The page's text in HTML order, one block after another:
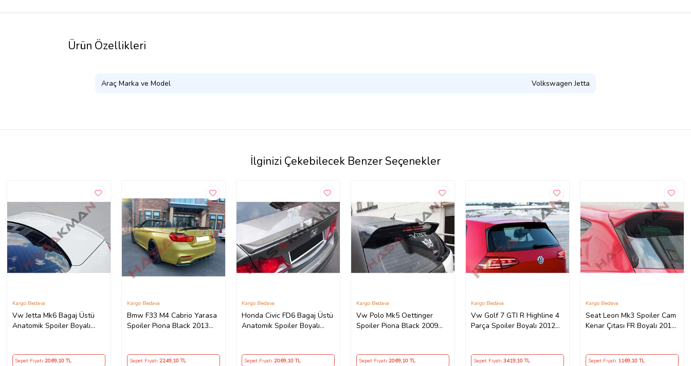
Ürün Özellikleri
Araç Marka ve Model Volkswagen Jetta
İlginizi Çekebilecek Benzer Seçenekler
Vw Jetta Mk6 Bagaj Üstü
Anatomik Spoiler Boyalı
Kargo Bedava
Sepet Fiyatı 2069,10 TL
Bmw F33 M4 Cabrio Yarasa
Spoiler Piona Black 2013
Kargo Bedava
Sepet Fiyatı 2249,10 TL
Honda Civic FD6 Bagaj Üstü
Anatomik Spoiler Boyalı
Kargo Bedava
Sepet Fiyatı 2069,10 TL
Vw Polo Mk5 Oettinger
Spoiler Piona Black 2009
Kargo Bedava
Sepet Fiyatı 2069,10 TL
Vw Golf 7 GTI R Highline 4
Parça Spoiler Boyalı 2012
Kargo Bedava
Sepet Fiyatı3419,10 TL
Seat Leon Mk3 Spoiler Cam
Kenar Çıtası FR Boyalı 2012
Kargo Bedava
Sepet Fiyatı 1169,10 TL